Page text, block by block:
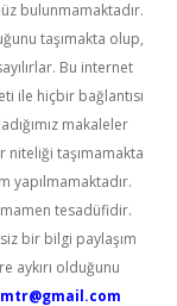
bulunmamaktadır.
taşımakta olup,
Bu internet
ile hiçbir bağlantısı
makaleler
niteliği taşımamakta
yapılmamaktadır.
tesadüfidir.
bir bilgi paylaşım
aykırı olduğunu